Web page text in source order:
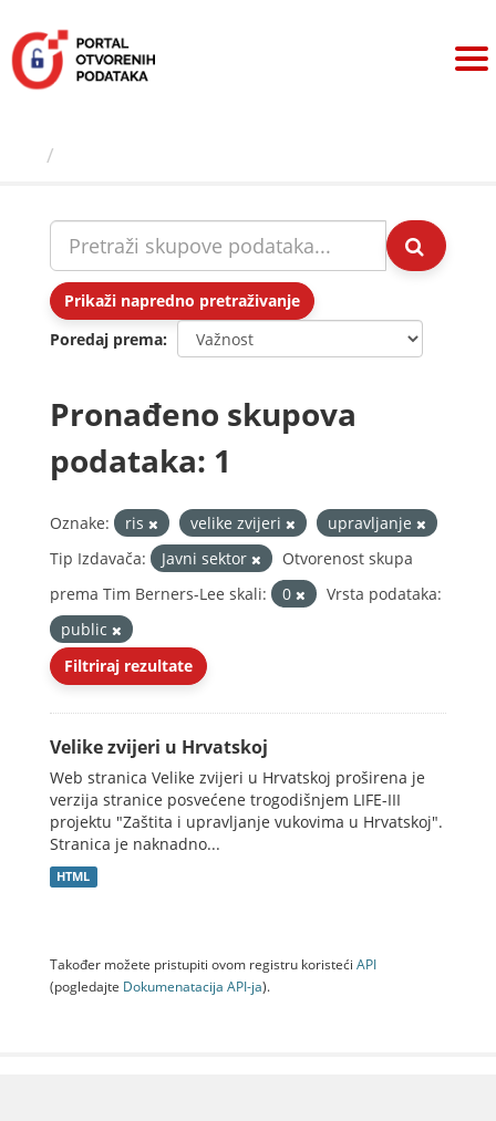
sadržaj
Prikaži napredno pretraživanje
Poredaj prema
Pronađeno skupova
podataka: 1
Oznake: ris velike zvijeri
upravljanje
Tip Izdavača:
Javni sektor
Otvorenost skupa
prema Tim Berners-Lee skali:
0
Vrsta podataka:
public
Filtriraj rezultate
Velike zvijeri u Hrvatskoj
Web stranica Velike zvijeri u Hrvatskoj proširena je
verzija stranice posvećene trogodišnjem LIFE-III
projektu "Zaštita i upravljanje vukovima u Hrvatskoj".
Stranica je naknadno...
HTML
Također možete pristupiti ovom registru koristeći API
(pogledajte Dokumenаtаcijа API-jа).